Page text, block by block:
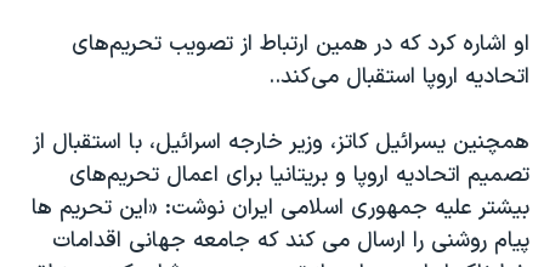
او اشاره کرد که در همین ارتباط از تصویب تحریم‌های
اتحادیه اروپا استقبال می‌کند..
همچنین یسرائیل کاتز، وزیر خارجه اسرائیل، با استقبال از
تصمیم اتحادیه اروپا و بریتانیا برای اعمال تحریم‌های
بیشتر علیه جمهوری اسلامی ایران نوشت: «این تحریم ها
پیام روشنی را ارسال می کند که جامعه جهانی اقدامات